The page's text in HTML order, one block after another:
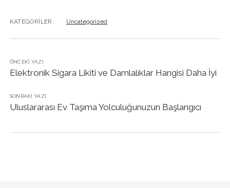
KATEGORILER: Uncategorized
ÖNCEKI YAZI
Elektronik Sigara Likiti ve Damlalıklar Hangisi Daha İyi
SONRAKI YAZI
Uluslararası Ev Taşıma Yolculuğunuzun Başlangıcı